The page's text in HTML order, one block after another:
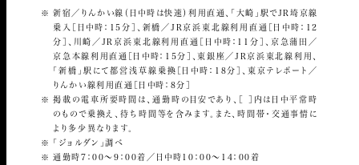
新宿／りんかい線（日中時は快速）利用直通、「大崎」駅でJR埼京線
乗入［日中時：15分］、新橋／JR京浜東北線利用直通［日中時：12
分］、川崎／JR京浜東北線利用直通［日中時：11分］、京急蒲田／
京急本線利用直通［日中時：15分］、東銀座／JR京浜東北線利用、
「新橋」駅にて都営浅草線乗換［日中時：18分］、東京テレポート／
りんかい線利用直通［日中時：8分］
掲載の電車所要時間は、通勤時の目安であり、［ ］内は日中平常時
のもので乗換え、待ち時間等を含みます。また、時間帯・交通事情に
より多少異なります。
「ジョルダン」調べ
通勤時7：00〜9：00着／日中時10：00〜14：00着